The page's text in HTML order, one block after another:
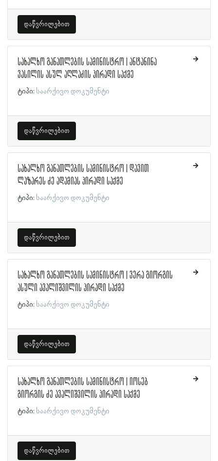
დაწვრილებით
სახალხო განათლების სამინისტრო | ანტანინა
ვასილის ასულ აღლაძის პირადი საქმე
ტიპი: საარქივო დოკუმენტი
დაწვრილებით
სახალხო განათლების სამინისტრო | დავით
ლაზარეს ძე ადამიას პირადი საქმე
ტიპი: საარქივო დოკუმენტი
დაწვრილებით
სახალხო განათლების სამინისტრო | ვერა გიორგის
ასული ავალიშვილის პირადი საქმე
ტიპი: საარქივო დოკუმენტი
დაწვრილებით
სახალხო განათლების სამინისტრო | იოსებ
გიორგის ძე ავალიშვილის პირადი საქმე
ტიპი: საარქივო დოკუმენტი
დაწვრილებით